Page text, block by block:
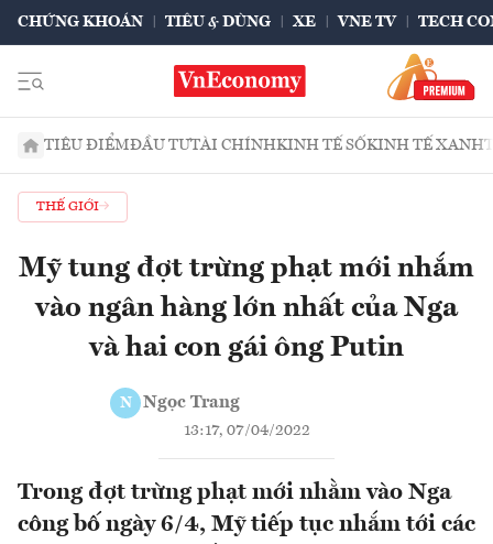
CHỨNG KHOÁN TIÊU & DÙNG XE VNE TV TECH
TIÊU ĐIỂMĐẦU TƯTÀI CHÍNHKINH TẾ SỐKINH TẾ XANH
THẾ GIỚI
Mỹ tung đợt trừng phạt mới nhắm
vào ngân hàng lớn nhất của Nga
và hai con gái ông Putin
N Ngọc Trang
13:17, 07/04/2022
Trong đợt trừng phạt mới nhằm vào Nga
công bố ngày 6/4, Mỹ tiếp tục nhắm tới các